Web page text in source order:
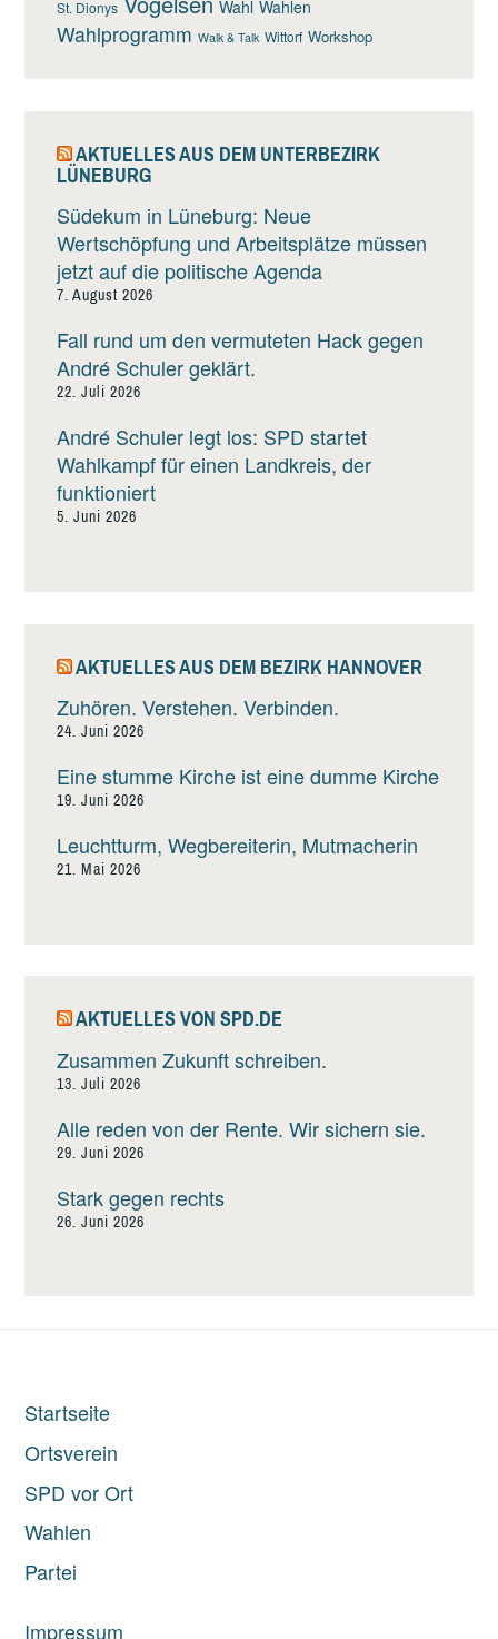
St. Dionys Wahl Wahlen
Wahlprogramm Walk & Talk Wittorf Workshop
AKTUELLES AUS DEM UNTERBEZIRK
LÜNEBURG
Südekum in Lüneburg: Neue
Wertschöpfung und Arbeitsplätze müssen
jetzt auf die politische Agenda
7. August 2026
Fall rund um den vermuteten Hack gegen
André Schuler geklärt.
22. Juli 2026
André Schuler legt los: SPD startet
Wahlkampf für einen Landkreis, der
funktioniert
5. Juni 2026
AKTUELLES AUS DEM BEZIRK HANNOVER
Zuhören. Verstehen. Verbinden.
24. Juni 2026
Eine stumme Kirche ist eine dumme Kirche
19. Juni 2026
Leuchtturm, Wegbereiterin, Mutmacherin
21. Mai 2026
AKTUELLES VON SPD.DE
Zusammen Zukunft schreiben.
13. Juli 2026
Alle reden von der Rente. Wir sichern sie.
29. Juni 2026
Stark gegen rechts
26. Juni 2026
Startseite
Ortsverein
SPD vor Ort
Wahlen
Partei
Impressum